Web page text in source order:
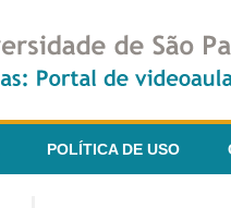
POLÍTICA DE USO